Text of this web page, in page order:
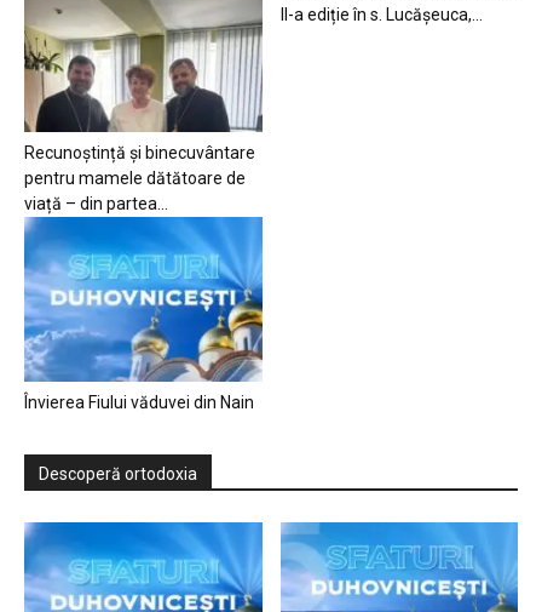
Recunoștință și binecuvântare
pentru mamele dătătoare de
viață – din partea...
II-a ediție în s. Lucășeuca,...
Învierea Fiului văduvei din Nain
Descoperă ortodoxia